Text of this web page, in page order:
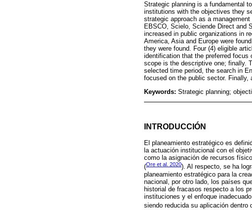
Strategic planning is a fundamental
institutions with the objectives they
strategic approach as a
EBSCO, Scielo, Sciende Direct and
increased in public organizations in
America, Asia and Europe were
they were found. Four (4) eligible
identification that the preferred
scope is the descriptive one; finally.
selected time period, the search in
focused on the public sector. Finally,
Keywords: Strategic planning;
INTRODUCCIÓN
El planeamiento estratégico es
la actuación institucional con el
como la asignación de recursos
(Ore et al. 2020). Al respecto, se ha
planeamiento estratégico para la
nacional, por otro lado, los países
historial de fracasos respecto a los
instituciones y el enfoque
siendo reducida su aplicación